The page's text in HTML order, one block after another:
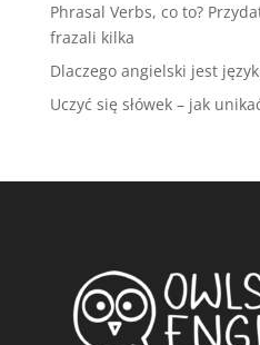
Phrasal Verbs, co to?
frazali kilka
Dlaczego angielski jest
Uczyć się słówek – jak